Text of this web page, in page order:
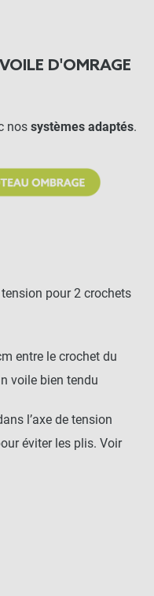
- +
d'ombrage
- +
accessoires
102,00 €
D'OMRAGE
nos systèmes adaptés.
pour 2 crochets
entre le crochet du
voile bien tendu
l’axe de tension
éviter les plis. Voir